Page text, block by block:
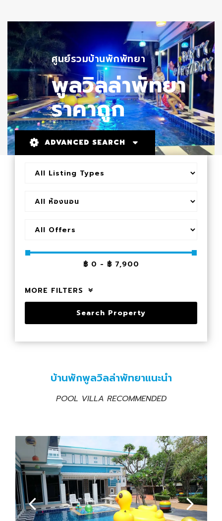
พูลวิลล่าพัทยา
ราคาถูก
ศูนย์รวมบ้านพักพัทยา
ADVANCED SEARCH
฿ 0 - ฿ 7,900
MORE FILTERS
Search Property
บ้านพักพูลวิลล่าพัทยาแนะนำ
POOL VILLA RECOMMENDED